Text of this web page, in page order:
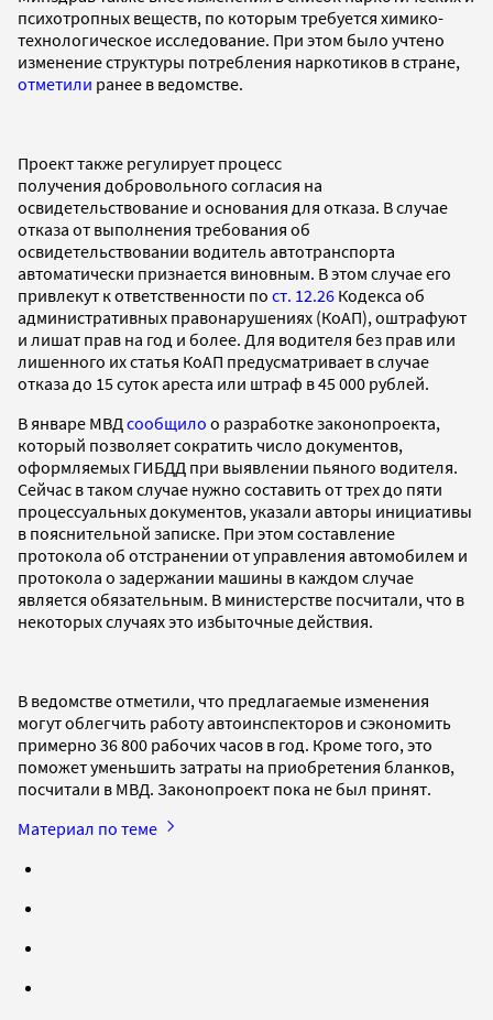
психотропных веществ, по которым требуется химико-
технологическое исследование. При этом было учтено
изменение структуры потребления наркотиков в стране,
отметили ранее в ведомстве.
Проект также регулирует процесс
получения добровольного согласия на
освидетельствование и основания для отказа. В случае
отказа от выполнения требования об
освидетельствовании водитель автотранспорта
автоматически признается виновным. В этом случае его
привлекут к ответственности по ст. 12.26 Кодекса об
административных правонарушениях (КоАП), оштрафуют
и лишат прав на год и более. Для водителя без прав или
лишенного их статья КоАП предусматривает в случае
отказа до 15 суток ареста или штраф в 45 000 рублей.
В январе МВД сообщило о разработке законопроекта,
который позволяет сократить число документов,
оформляемых ГИБДД при выявлении пьяного водителя.
Сейчас в таком случае нужно составить от трех до пяти
процессуальных документов, указали авторы инициативы
в пояснительной записке. При этом составление
протокола об отстранении от управления автомобилем и
протокола о задержании машины в каждом случае
является обязательным. В министерстве посчитали, что в
некоторых случаях это избыточные действия.
В ведомстве отметили, что предлагаемые изменения
могут облегчить работу автоинспекторов и сэкономить
примерно 36 800 рабочих часов в год. Кроме того, это
поможет уменьшить затраты на приобретения бланков,
посчитали в МВД. Законопроект пока не был принят.
Материал по теме